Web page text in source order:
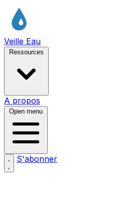
Veille Eau
Ressources
A propos
Open menu
S'abonner